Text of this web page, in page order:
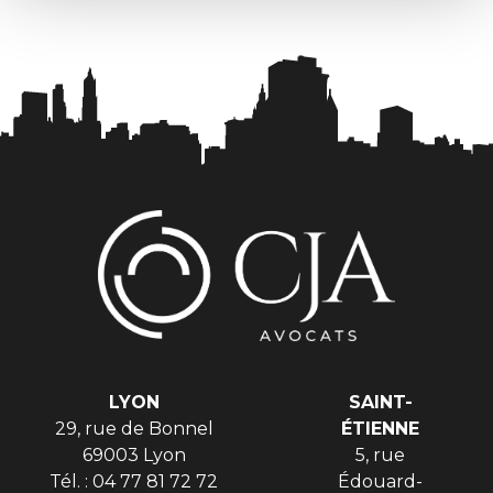
LYON
29, rue de Bonnel
69003 Lyon
Tél. : 04 77 81 72 72
SAINT-
ÉTIENNE
5, rue
Édouard-